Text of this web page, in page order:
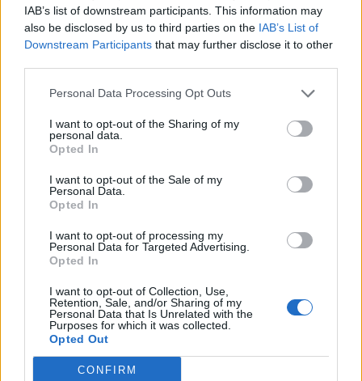
IAB’s list of downstream participants. This information may
also be disclosed by us to third parties on the IAB’s List of
Downstream Participants that may further disclose it to other
Personal Data Processing Opt Outs
I want to opt-out of the Sharing of my
personal data.
Opted In
I want to opt-out of the Sale of my
Personal Data.
Opted In
I want to opt-out of processing my
Personal Data for Targeted Advertising.
Opted In
I want to opt-out of Collection, Use,
Retention, Sale, and/or Sharing of my
Personal Data that Is Unrelated with the
Purposes for which it was collected.
Opted Out
CONFIRM